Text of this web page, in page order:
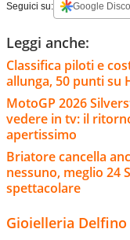
Seguici su: Google
Leggi anche:
Classifica piloti e
allunga, 50 punti su
MotoGP 2026
vedere in tv: il
apertissimo
Briatore cancella
nessuno, meglio 24
spettacolare
Gioielleria Delfino